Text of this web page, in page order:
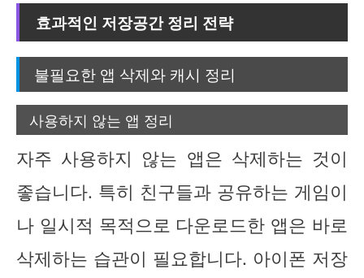
효과적인 저장공간 정리 전략
불필요한 앱 삭제와 캐시 정리
사용하지 않는 앱 정리
자주 사용하지 않는 앱은 삭제하는 것이
좋습니다. 특히 친구들과 공유하는 게임이
나 일시적 목적으로 다운로드한 앱은 바로
삭제하는 습관이 필요합니다. 아이폰 저장